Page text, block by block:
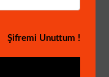
KAYIT CİHAZI (
Şifremi Unuttum !